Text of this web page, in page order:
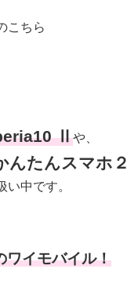
こちら
Ⅱや、
んたんスマホ２
中です。
ワイモバイル！